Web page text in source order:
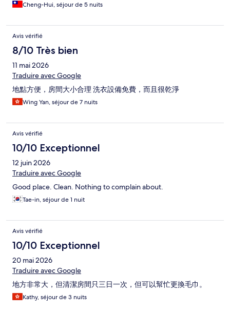
Cheng-Hui, séjour de 5 nuits
Avis vérifié
8/10 Très bien
11 mai 2026
Traduire avec Google
地點方便，房間大小合理 洗衣設備免費，而且很乾淨
Wing Yan, séjour de 7 nuits
Avis vérifié
10/10 Exceptionnel
12 juin 2026
Traduire avec Google
Good place. Clean. Nothing to complain about.
Tae-in, séjour de 1 nuit
Avis vérifié
10/10 Exceptionnel
20 mai 2026
Traduire avec Google
地方非常大，但清潔房間只三日一次，但可以幫忙更換毛巾。
Kathy, séjour de 3 nuits